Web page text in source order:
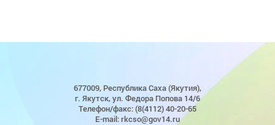
677009, Республика Саха (Якутия),
г. Якутск, ул. Федора Попова 14/6
Телефон/факс: (8(4112) 40-20-65
E-mail: rkcso@gov14.ru